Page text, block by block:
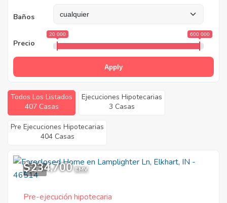
Baños
Precio
20 000 600 000
Apply
Todos Los Listados
407 Casas
Ejecuciones Hipotecarias
3 Casas
Pre Ejecuciones Hipotecarias
404 Casas
5
$234,700 EMV
Pre-ejecución hipotecaria